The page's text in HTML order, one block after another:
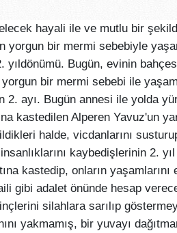
hayali ile ve mutlu bir
yorgun bir mermi sebebiyle
2. yıldönümü. Bugün, evinin
yorgun bir mermi sebebi ile
2. ayı. Bugün annesi ile yolda
kastedilen Alperen Yavuz'un
halde, vicdanlarını
kaybedişlerinin 2.
kastedip, onların
gibi adalet önünde hesap
silahlara sarılıp
yakmamış, bir yuvayı